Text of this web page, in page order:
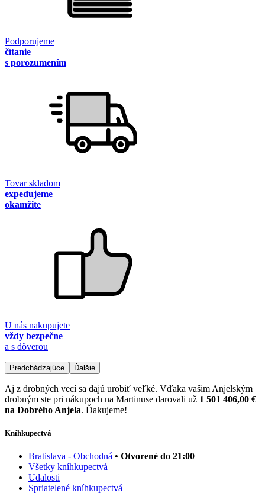
Podporujeme
čítanie
s porozumením
Tovar skladom
expedujeme
okamžite
U nás nakupujete
vždy bezpečne
a s dôverou
Predchádzajúce Ďalšie
Aj z drobných vecí sa dajú urobiť veľké. Vďaka vašim Anjelským
drobným ste pri nákupoch na Martinuse darovali už 1 501 406,00 €
na Dobrého Anjela. Ďakujeme!
Kníhkupectvá
Bratislava - Obchodná • Otvorené do 21:00
Všetky kníhkupectvá
Udalosti
Spriatelené kníhkupectvá